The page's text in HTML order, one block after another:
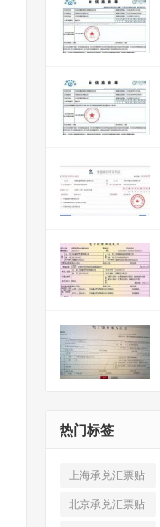
热门标签
上海承兑汇票贴
现(520)
北京承兑汇票贴